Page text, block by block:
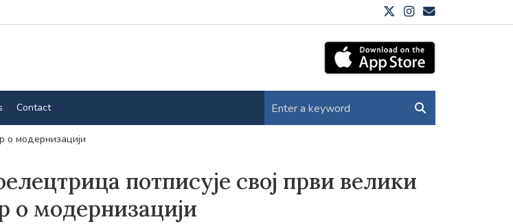
Contact
о модернизацији
потписује свој први велики
о модернизацији